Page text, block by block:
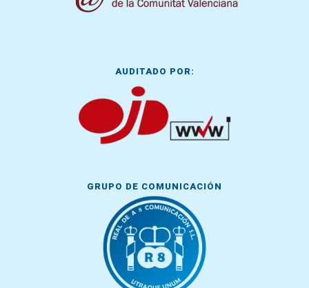
AUDITADO POR:
GRUPO DE COMUNICACIÓN